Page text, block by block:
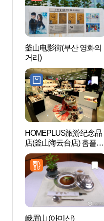
釜山电影街(부산 영화의
거리)
HOMEPLUS旅游纪念品
店(釜山海云台店) 홈플러
스 관광기념품점(부산 해
운대점)
峨眉山 (아미산)